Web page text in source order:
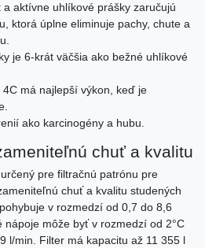
a aktívne uhlíkové prášky zaručujú
ktorá úplne eliminuje pachy, chute a
je 6-krát väčšia ako bežné uhlíkové
má najlepší výkon, keď je
ako karcinogény a hubu.
chuť a kvalitu
pre filtračnú patrónu pre
chuť a kvalitu studených
v rozmedzí od 0,7 do 8,6
nápoje môže byť v rozmedzí od 2°C
l/min. Filter má kapacitu až 11 355 l